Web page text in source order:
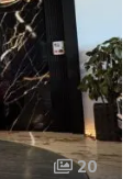
20